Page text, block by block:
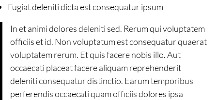
Fugiat deleniti dicta est consequatur ipsum
In et animi dolores deleniti sed. Rerum qui voluptatem
officiis et id. Non voluptatum est consequatur quaerat
voluptatem rerum. Et quis facere nobis illo. Aut
occaecati placeat facere aliquam reprehenderit
deleniti consequatur distinctio. Earum temporibus
perferendis occaecati quam officiis dolores ipsa